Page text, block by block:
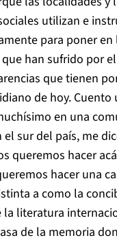
utilizan e
para poner en
han sufrido por
que tienen
de hoy. Cuento
en una
sur del país, me
queremos hacer
hacer una
a como la
la literatura
de la memoria